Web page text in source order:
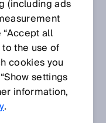
(including ads
all
the use of
cookies you
settings
information,
.